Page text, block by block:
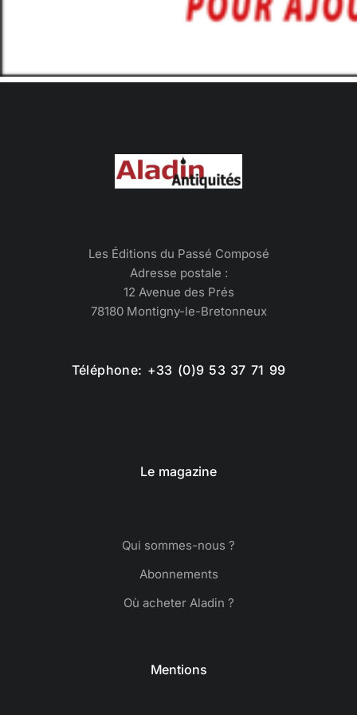
Les Éditions du Passé Composé
Adresse postale :
12 Avenue des Prés
78180 Montigny-le-Bretonneux
Téléphone: +33 (0)9 53 37 71 99
Le magazine
Qui sommes-nous ?
Abonnements
Où acheter Aladin ?
Mentions